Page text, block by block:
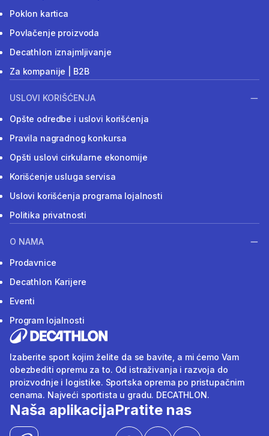
Poklon kartica
Povlačenje proizvoda
Decathlon iznajmljivanje
Za kompanije | B2B
USLOVI KORIŠĆENJA
Opšte odredbe i uslovi korišćenja
Pravila nagradnog konkursa
Opšti uslovi cirkularne ekonomije
Korišćenje usluga servisa
Uslovi korišćenja programa lojalnosti
Politika privatnosti
O NAMA
Prodavnice
Decathlon Karijere
Eventi
Program lojalnosti
Izaberite sport kojim želite da se bavite, a mi ćemo Vam
obezbediti opremu za to. Od istraživanja i razvoja do
proizvodnje i logistike. Sportska oprema po pristupačnim
cenama. Najveći sportista u gradu. DECATHLON.
Naša aplikacijaPratite nas